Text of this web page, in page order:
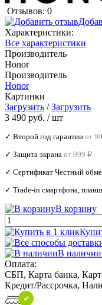
Отзывов: 0
Характеристики:
Все характеристики
Производитель
Honor
Производитель
Honor
Картинки
Загрузить /Загрузить
3 490 руб. / шт
✓ Второй год гарантии от
✓ Защита экрана от 999 ₽
✓ Сертификат Честный
✓ Trade‑in смартфона,
В корзину
В наличии
Оплата:
СБП, Карта банка,
Кредит/Рассрочка,